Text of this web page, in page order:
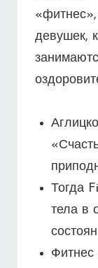
девушек,
Тогда
тела в
Фитнес